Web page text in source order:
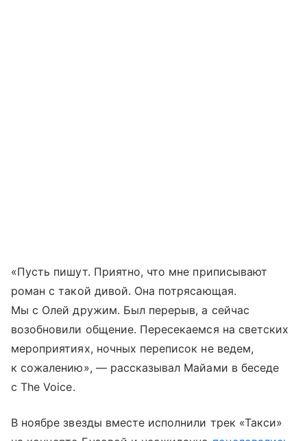
«Пусть пишут. Приятно, что мне приписывают
роман с такой дивой. Она потрясающая.
Мы с Олей дружим. Был перерыв, а сейчас
возобновили общение. Пересекаемся на светских
мероприятиях, ночных переписок не ведем,
к сожалению», — рассказывал Майами в беседе
с The Voice.
В ноябре звезды вместе исполнили трек «Такси»